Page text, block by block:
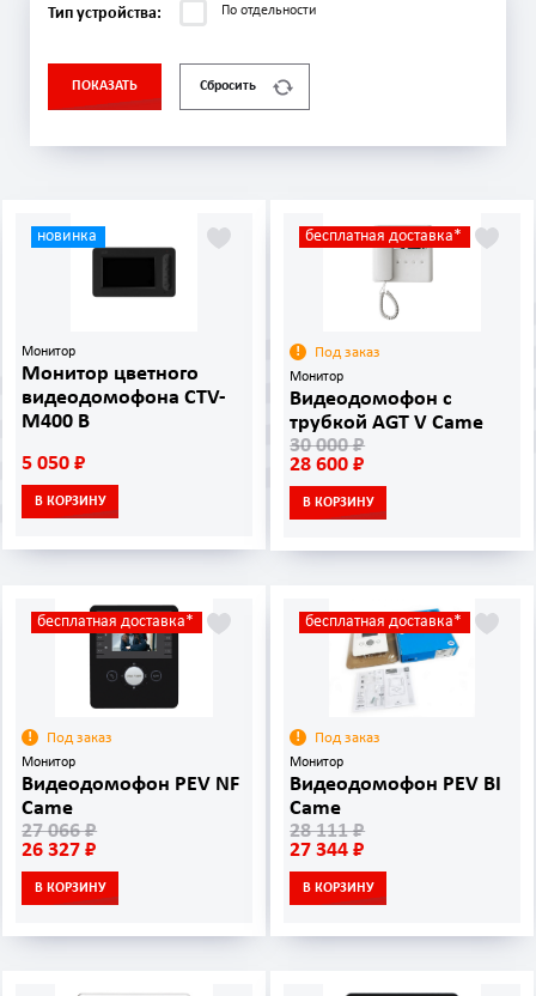
Тип устройства: По отдельности
ПОКАЗАТЬ Сбросить
новинка
Монитор
Монитор цветного
видеодомофона CTV-
M400 B
5 050 ₽
В КОРЗИНУ
бесплатная доставка*
Под заказ
Монитор
Видеодомофон с
трубкой AGT V Came
30 000 ₽
28 600 ₽
В КОРЗИНУ
бесплатная доставка*
Под заказ
Монитор
Видеодомофон PEV NF
Came
27 066 ₽
26 327 ₽
В КОРЗИНУ
бесплатная доставка*
Под заказ
Монитор
Видеодомофон PEV BI
Came
28 111 ₽
27 344 ₽
В КОРЗИНУ